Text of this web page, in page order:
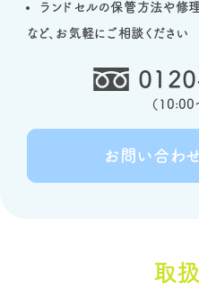
ランドセルの保管方法や修
など、お気軽にご相談ください
（ 10:00
お問い合わ
取